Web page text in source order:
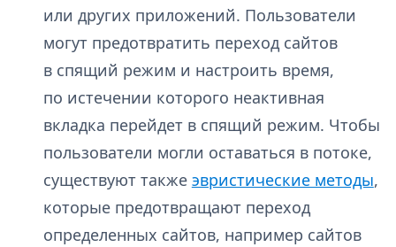
или других приложений. Пользователи
могут предотвратить переход сайтов
в спящий режим и настроить время,
по истечении которого неактивная
вкладка перейдет в спящий режим. Чтобы
пользователи могли оставаться в потоке,
существуют также эвристические методы,
которые предотвращают переход
определенных сайтов, например сайтов